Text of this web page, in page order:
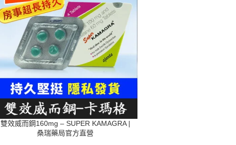
雙效威而鋼160mg – SUPER KAMAGRA |
桑瑞藥局官方直營